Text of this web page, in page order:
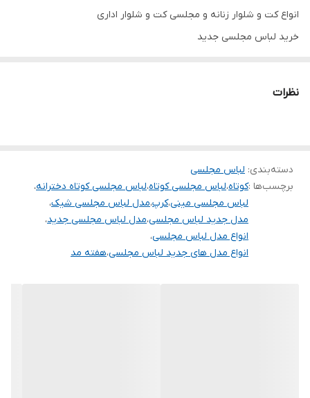
انواع کت و شلوار زنانه و مجلسی کت و شلوار اداری
خرید لباس مجلسی جدید
تنخور شیک
دوستان عزیز در هنگام انتخاب مدل دقت کنید مشخصات لباس ها زیر
آنها درج شده است چون این سایت امکان مرجوع ندارد و فقط امکان
تعویض سایز دارد.
نظرات
دسته‌بندی: لباس مجلسی
برچسب‌ها :کوتاه،لباس مجلسی کوتاه،لباس مجلسی کوتاه دخترانه،
لباس مجلسی مینی،کرپ،مدل لباس مجلسی شیک،
مدل جدید لباس مجلسی،مدل لباس مجلسی جدید،
انواع مدل لباس مجلسی،
انواع مدل های جدید لباس مجلسی،هفته مد